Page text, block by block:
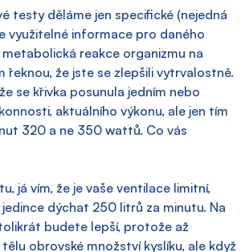
testy děláme jen specifické (nejedná
využitelné informace pro daného
reakce organizmu na
řeknou, že jste se zlepšili vytrvalostně.
se křivka posunula jedním nebo
aktuálního výkonu, ale jen tím
320 a ne 350 wattů. Co vás
já vím, že je vaše ventilace limitní,
dýchat 250 litrů za minutu. Na
budete lepší, protože až
obrovské množství kyslíku, ale když